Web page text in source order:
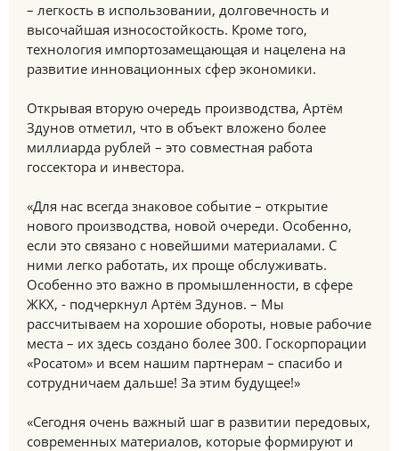
– легкость в использовании, долговечность и
высочайшая износостойкость. Кроме того,
технология импортозамещающая и нацелена на
развитие инновационных сфер экономики.
Открывая вторую очередь производства, Артём
Здунов отметил, что в объект вложено более
миллиарда рублей – это совместная работа
госсектора и инвестора.
«Для нас всегда знаковое событие – открытие
нового производства, новой очереди. Особенно,
если это связано с новейшими материалами. С
ними легко работать, их проще обслуживать.
Особенно это важно в промышленности, в сфере
ЖКХ, - подчеркнул Артём Здунов. – Мы
рассчитываем на хорошие обороты, новые рабочие
места – их здесь создано более 300. Госкорпорации
«Росатом» и всем нашим партнерам – спасибо и
сотрудничаем дальше! За этим будущее!»
«Сегодня очень важный шаг в развитии передовых,
современных материалов, которые формируют и